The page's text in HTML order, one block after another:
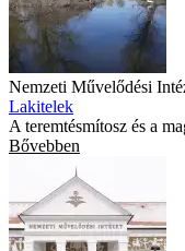
Nemzeti Művelődési
Lakitelek
A teremtésmítosz és a
Bővebben